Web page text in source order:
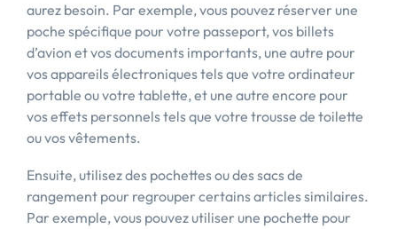
aurez besoin. Par exemple, vous pouvez réserver une
poche spécifique pour votre passeport, vos billets
d’avion et vos documents importants, une autre pour
vos appareils électroniques tels que votre ordinateur
portable ou votre tablette, et une autre encore pour
vos effets personnels tels que votre trousse de toilette
ou vos vêtements.
Ensuite, utilisez des pochettes ou des sacs de
rangement pour regrouper certains articles similaires.
Par exemple, vous pouvez utiliser une pochette pour